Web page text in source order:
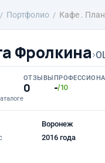
Портфолио Кафе .
Фролкина›
ОТЗЫВЫ
0 -/10
Воронеж
2016 года